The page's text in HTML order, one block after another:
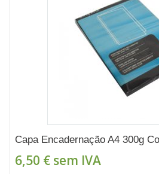
Capa Encadernação A4 300g
6,50 € sem IVA